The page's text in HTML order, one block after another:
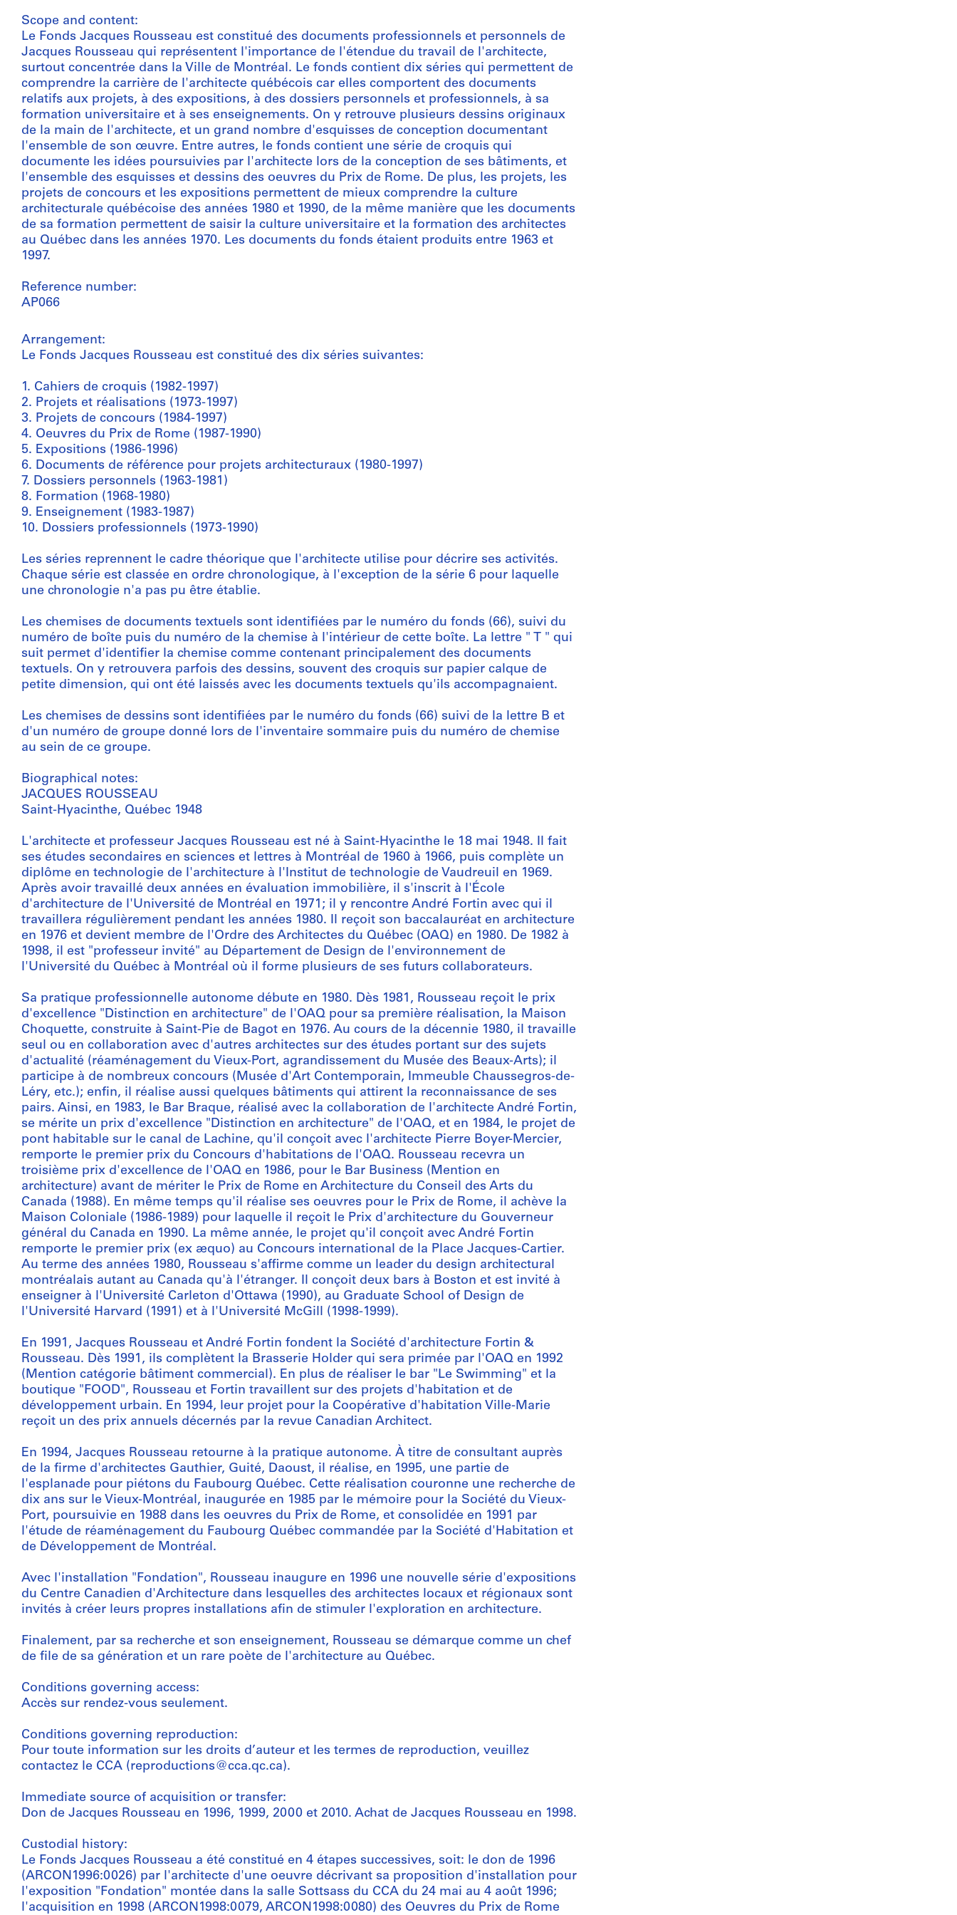
Scope and content:
Le Fonds Jacques Rousseau est constitué des documents professionnels et personnels de
Jacques Rousseau qui représentent l'importance de l'étendue du travail de l'architecte,
surtout concentrée dans la Ville de Montréal. Le fonds contient dix séries qui permettent de
comprendre la carrière de l'architecte québécois car elles comportent des documents
relatifs aux projets, à des expositions, à des dossiers personnels et professionnels, à sa
formation universitaire et à ses enseignements. On y retrouve plusieurs dessins originaux
de la main de l'architecte, et un grand nombre d'esquisses de conception documentant
l'ensemble de son œuvre. Entre autres, le fonds contient une série de croquis qui
documente les idées poursuivies par l'architecte lors de la conception de ses bâtiments, et
l'ensemble des esquisses et dessins des oeuvres du Prix de Rome. De plus, les projets, les
projets de concours et les expositions permettent de mieux comprendre la culture
architecturale québécoise des années 1980 et 1990, de la même manière que les documents
de sa formation permettent de saisir la culture universitaire et la formation des architectes
au Québec dans les années 1970. Les documents du fonds étaient produits entre 1963 et
1997.
Reference number:
AP066
Arrangement:
Le Fonds Jacques Rousseau est constitué des dix séries suivantes:
1. Cahiers de croquis (1982-1997)
2. Projets et réalisations (1973-1997)
3. Projets de concours (1984-1997)
4. Oeuvres du Prix de Rome (1987-1990)
5. Expositions (1986-1996)
6. Documents de référence pour projets architecturaux (1980-1997)
7. Dossiers personnels (1963-1981)
8. Formation (1968-1980)
9. Enseignement (1983-1987)
10. Dossiers professionnels (1973-1990)
Les séries reprennent le cadre théorique que l'architecte utilise pour décrire ses activités.
Chaque série est classée en ordre chronologique, à l'exception de la série 6 pour laquelle
une chronologie n'a pas pu être établie.
Les chemises de documents textuels sont identifiées par le numéro du fonds (66), suivi du
numéro de boîte puis du numéro de la chemise à l'intérieur de cette boîte. La lettre " T " qui
suit permet d'identifier la chemise comme contenant principalement des documents
textuels. On y retrouvera parfois des dessins, souvent des croquis sur papier calque de
petite dimension, qui ont été laissés avec les documents textuels qu'ils accompagnaient.
Les chemises de dessins sont identifiées par le numéro du fonds (66) suivi de la lettre B et
d'un numéro de groupe donné lors de l'inventaire sommaire puis du numéro de chemise
au sein de ce groupe.
Biographical notes:
JACQUES ROUSSEAU
Saint-Hyacinthe, Québec 1948
L'architecte et professeur Jacques Rousseau est né à Saint-Hyacinthe le 18 mai 1948. Il fait
ses études secondaires en sciences et lettres à Montréal de 1960 à 1966, puis complète un
diplôme en technologie de l'architecture à l'Institut de technologie de Vaudreuil en 1969.
Après avoir travaillé deux années en évaluation immobilière, il s'inscrit à l'École
d'architecture de l'Université de Montréal en 1971; il y rencontre André Fortin avec qui il
travaillera régulièrement pendant les années 1980. Il reçoit son baccalauréat en architecture
en 1976 et devient membre de l'Ordre des Architectes du Québec (OAQ) en 1980. De 1982 à
1998, il est "professeur invité" au Département de Design de l'environnement de
l'Université du Québec à Montréal où il forme plusieurs de ses futurs collaborateurs.
Sa pratique professionnelle autonome débute en 1980. Dès 1981, Rousseau reçoit le prix
d'excellence "Distinction en architecture" de l'OAQ pour sa première réalisation, la Maison
Choquette, construite à Saint-Pie de Bagot en 1976. Au cours de la décennie 1980, il travaille
seul ou en collaboration avec d'autres architectes sur des études portant sur des sujets
d'actualité (réaménagement du Vieux-Port, agrandissement du Musée des Beaux-Arts); il
participe à de nombreux concours (Musée d'Art Contemporain, Immeuble Chaussegros-de-
Léry, etc.); enfin, il réalise aussi quelques bâtiments qui attirent la reconnaissance de ses
pairs. Ainsi, en 1983, le Bar Braque, réalisé avec la collaboration de l'architecte André Fortin,
se mérite un prix d'excellence "Distinction en architecture" de l'OAQ, et en 1984, le projet de
pont habitable sur le canal de Lachine, qu'il conçoit avec l'architecte Pierre Boyer-Mercier,
remporte le premier prix du Concours d'habitations de l'OAQ. Rousseau recevra un
troisième prix d'excellence de l'OAQ en 1986, pour le Bar Business (Mention en
architecture) avant de mériter le Prix de Rome en Architecture du Conseil des Arts du
Canada (1988). En même temps qu'il réalise ses oeuvres pour le Prix de Rome, il achève la
Maison Coloniale (1986-1989) pour laquelle il reçoit le Prix d'architecture du Gouverneur
général du Canada en 1990. La même année, le projet qu'il conçoit avec André Fortin
remporte le premier prix (ex æquo) au Concours international de la Place Jacques-Cartier.
Au terme des années 1980, Rousseau s'affirme comme un leader du design architectural
montréalais autant au Canada qu'à l'étranger. Il conçoit deux bars à Boston et est invité à
enseigner à l'Université Carleton d'Ottawa (1990), au Graduate School of Design de
l'Université Harvard (1991) et à l'Université McGill (1998-1999).
En 1991, Jacques Rousseau et André Fortin fondent la Société d'architecture Fortin &
Rousseau. Dès 1991, ils complètent la Brasserie Holder qui sera primée par l'OAQ en 1992
(Mention catégorie bâtiment commercial). En plus de réaliser le bar "Le Swimming" et la
boutique "FOOD", Rousseau et Fortin travaillent sur des projets d'habitation et de
développement urbain. En 1994, leur projet pour la Coopérative d'habitation Ville-Marie
reçoit un des prix annuels décernés par la revue Canadian Architect.
En 1994, Jacques Rousseau retourne à la pratique autonome. À titre de consultant auprès
de la firme d'architectes Gauthier, Guité, Daoust, il réalise, en 1995, une partie de
l'esplanade pour piétons du Faubourg Québec. Cette réalisation couronne une recherche de
dix ans sur le Vieux-Montréal, inaugurée en 1985 par le mémoire pour la Société du Vieux-
Port, poursuivie en 1988 dans les oeuvres du Prix de Rome, et consolidée en 1991 par
l'étude de réaménagement du Faubourg Québec commandée par la Société d'Habitation et
de Développement de Montréal.
Avec l'installation "Fondation", Rousseau inaugure en 1996 une nouvelle série d'expositions
du Centre Canadien d'Architecture dans lesquelles des architectes locaux et régionaux sont
invités à créer leurs propres installations afin de stimuler l'exploration en architecture.
Finalement, par sa recherche et son enseignement, Rousseau se démarque comme un chef
de file de sa génération et un rare poète de l'architecture au Québec.
Conditions governing access:
Accès sur rendez-vous seulement.
Conditions governing reproduction:
Pour toute information sur les droits d’auteur et les termes de reproduction, veuillez
contactez le CCA (reproductions@cca.qc.ca).
Immediate source of acquisition or transfer:
Don de Jacques Rousseau en 1996, 1999, 2000 et 2010. Achat de Jacques Rousseau en 1998.
Custodial history:
Le Fonds Jacques Rousseau a été constitué en 4 étapes successives, soit: le don de 1996
(ARCON1996:0026) par l'architecte d'une oeuvre décrivant sa proposition d'installation pour
l'exposition "Fondation" montée dans la salle Sottsass du CCA du 24 mai au 4 août 1996;
l'acquisition en 1998 (ARCON1998:0079, ARCON1998:0080) des Oeuvres du Prix de Rome